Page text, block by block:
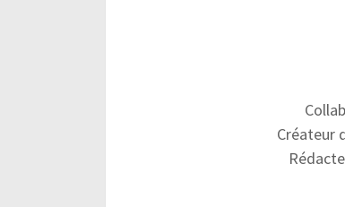
Créateur